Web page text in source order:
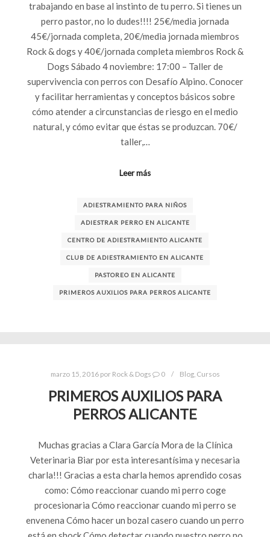
trabajando en base al instinto de tu perro. Si tienes un
perro pastor, no lo dudes!!!! 25€/media jornada
45€/jornada completa, 20€/media jornada miembros
Rock & dogs y 40€/jornada completa miembros Rock &
Dogs Sábado 4 noviembre: 17:00 – Taller de
supervivencia con perros con Desafío Alpino. Conocer
y facilitar herramientas y conceptos básicos sobre
cómo atender a circunstancias de riesgo en el medio
natural, y cómo evitar que éstas se produzcan. 70€/
taller,…
Leer más
ADIESTRAMIENTO PARA NIÑOS
ADIESTRAR PERRO EN ALICANTE
CENTRO DE ADIESTRAMIENTO ALICANTE
CLUB DE ADIESTRAMIENTO EN ALICANTE
PASTOREO EN ALICANTE
PRIMEROS AUXILIOS PARA PERROS ALICANTE
marzo 15, 2016por Rock & Dogs 0 Blog, Cursos
PRIMEROS AUXILIOS PARA
PERROS ALICANTE
Muchas gracias a Clara García Mora de la Clínica
Veterinaria Biar por esta interesantísima y necesaria
charla!!! Gracias a esta charla hemos aprendido cosas
como: Cómo reaccionar cuando mi perro coge
procesionaria Cómo reaccionar cuando mi perro se
envenena Cómo hacer un bozal casero cuando un perro